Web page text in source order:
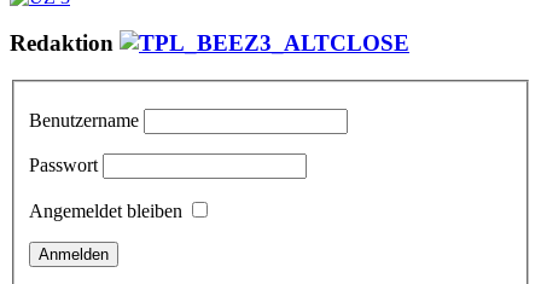
Redaktion
Benutzername
Passwort
Angemeldet bleiben